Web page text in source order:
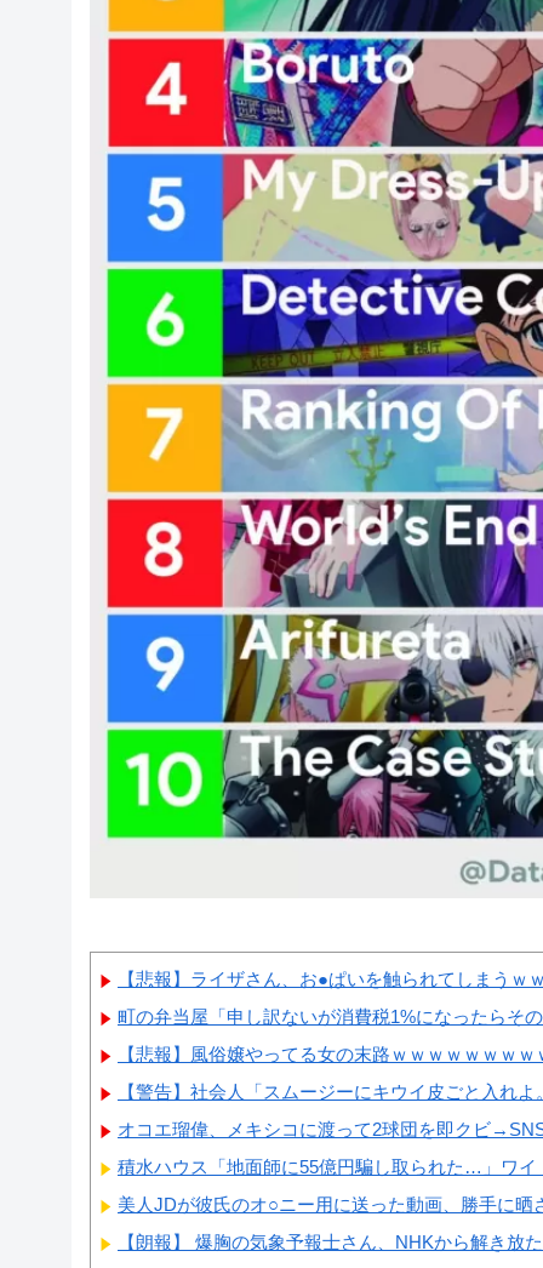
【悲報】ライザさん、お●ぱいを触られてしまうｗ
町の弁当屋「申し訳ないが消費税1%になったらそ
【悲報】風俗嬢やってる女の末路ｗｗｗｗｗｗｗｗ
【警告】社会人「スムージーにキウイ皮ごと入れ
オコエ瑠偉、メキシコに渡って2球団を即クビ
積水ハウス「地面師に55億円騙し取られた…」ワ
美人JDが彼氏のオ○ニー用に送った動画、勝手に晒
【朗報】 爆胸の気象予報士さん、NHKから解き放